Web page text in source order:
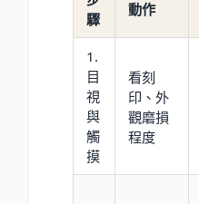
驟
動作
1.
目
視
與
觸
摸
看刻
印、外
觀磨損
程度